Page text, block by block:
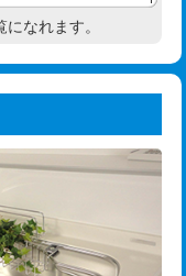
22,000円
22,000円
3,300円
5,500円
5,500円
現地調査
+3,300円
33,000円
8,800円
なれます。